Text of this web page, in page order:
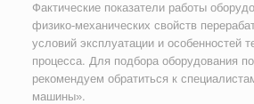
Фактические показатели работы
физико-механических свойств
условий эксплуатации и особенностей
процесса. Для подбора оборудования
рекомендуем обратиться к
машины».